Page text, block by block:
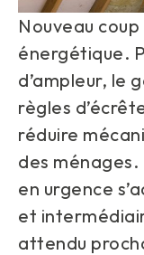
Nouveau
énergétique.
d’ampleur, le
règles
réduire
des ménages.
en urgence
et
attendu